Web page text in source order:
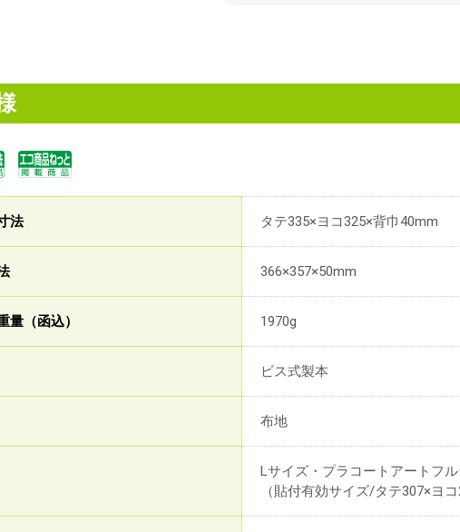
法 タテ335×ヨコ325×背巾40mm
366×357×50mm
量（函込） 1970g
ビス式製本
布地
Lサイズ・プラコートアートフ
（貼付有効サイズ/タテ307×ヨ